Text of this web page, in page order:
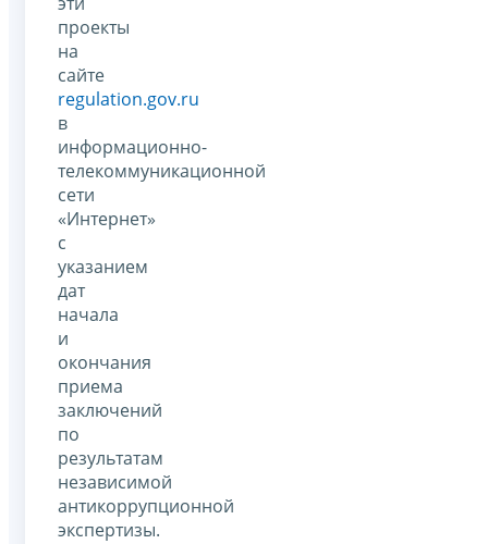
проекты
на
сайте
regulation.gov.ru
в
информационно-
телекоммуникационной
сети
«Интернет»
с
указанием
дат
начала
и
окончания
приема
заключений
по
результатам
независимой
антикоррупционной
экспертизы.